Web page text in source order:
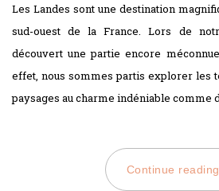
Les Landes sont une destination
sud-ouest de la France. Lors de
découvert une partie encore
effet, nous sommes partis explorer les
paysages au charme indéniable comme
Continue